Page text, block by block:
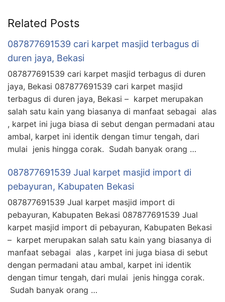
Related Posts
087877691539 cari karpet masjid terbagus di
duren jaya, Bekasi
087877691539 cari karpet masjid terbagus di duren
jaya, Bekasi 087877691539 cari karpet masjid
terbagus di duren jaya, Bekasi – karpet merupakan
salah satu kain yang biasanya di manfaat sebagai alas
, karpet ini juga biasa di sebut dengan permadani atau
ambal, karpet ini identik dengan timur tengah, dari
mulai jenis hingga corak. Sudah banyak orang …
087877691539 Jual karpet masjid import di
pebayuran, Kabupaten Bekasi
087877691539 Jual karpet masjid import di
pebayuran, Kabupaten Bekasi 087877691539 Jual
karpet masjid import di pebayuran, Kabupaten Bekasi
– karpet merupakan salah satu kain yang biasanya di
manfaat sebagai alas , karpet ini juga biasa di sebut
dengan permadani atau ambal, karpet ini identik
dengan timur tengah, dari mulai jenis hingga corak.
Sudah banyak orang …